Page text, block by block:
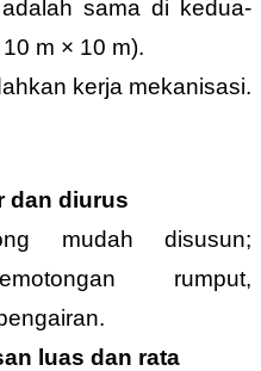
sama di kedua-
m × 10 m).
kerja mekanisasi.
dan diurus
mudah disusun;
rumput,
luas dan rata